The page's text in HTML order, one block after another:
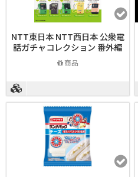
NTT東日本 NTT西日本 公衆電
話ガチャコレクション 番外編
商品